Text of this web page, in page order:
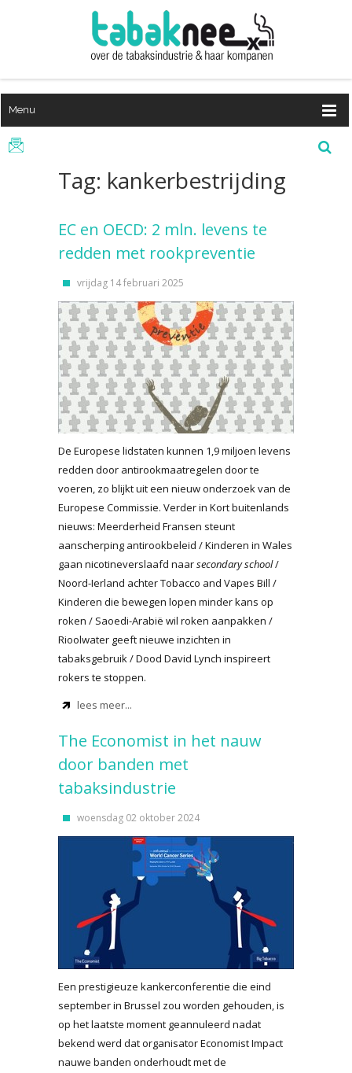
Menu
Tag: kankerbestrijding
EC en OECD: 2 mln. levens te
redden met rookpreventie
vrijdag 14 februari 2025
De Europese lidstaten kunnen 1,9 miljoen levens
redden door antirookmaatregelen door te
voeren, zo blijkt uit een nieuw onderzoek van de
Europese Commissie. Verder in Kort buitenlands
nieuws: Meerderheid Fransen steunt
aanscherping antirookbeleid / Kinderen in Wales
gaan nicotineverslaafd naarsecondary school/
Noord-Ierland achter Tobacco and Vapes Bill /
Kinderen die bewegen lopen minder kans op
roken / Saoedi-Arabië wil roken aanpakken /
Rioolwater geeft nieuwe inzichten in
tabaksgebruik / Dood David Lynch inspireert
rokers te stoppen.
lees meer...
The Economist in het nauw
door banden met
tabaksindustrie
woensdag 02 oktober 2024
Een prestigieuze kankerconferentie die eind
september in Brussel zou worden gehouden, is
op het laatste moment geannuleerd nadat
bekend werd dat organisator Economist Impact
nauwe banden onderhoudt met de